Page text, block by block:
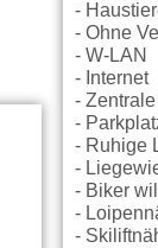
-
- Ohne
- W-LAN
- Internet
-
-
- Ruhige
-
- Biker
-
-